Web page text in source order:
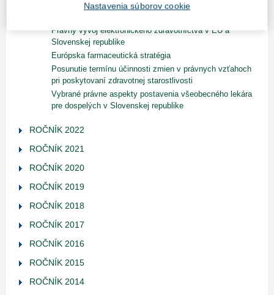
Postup zamestnanca v prípade diskriminácie v
Právny vývoj elektronického zdravotníctva v EÚ a
Slovenskej republike
Európska farmaceutická stratégia
Posunutie termínu účinnosti zmien v právnych vzťahoch
pri poskytovaní zdravotnej starostlivosti
Vybrané právne aspekty postavenia všeobecného lekára
pre dospelých v Slovenskej republike
ROČNÍK 2022
ROČNÍK 2021
ROČNÍK 2020
ROČNÍK 2019
ROČNÍK 2018
ROČNÍK 2017
ROČNÍK 2016
ROČNÍK 2015
ROČNÍK 2014
Nastavenia súborov cookie